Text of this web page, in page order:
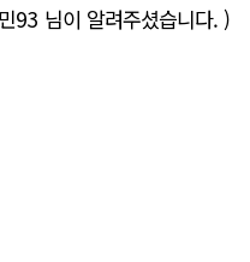
93 님이 알려주셨습니다. )